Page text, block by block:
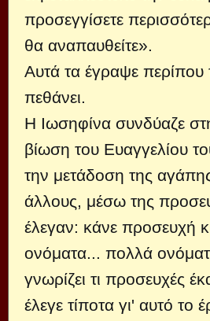
προσεγγίσετε
θα αναπαυθείτε».
Αυτά τα έγραψε περίπου
πεθάνει.
Η Ιωσηφίνα συνδύαζε
βίωση του Ευαγγελίου
την μετάδοση της
άλλους, μέσω της
έλεγαν: κάνε προσευχή
ονόματα... πολλά
γνωρίζει τι προσευχές
έλεγε τίποτα γι' αυτό το